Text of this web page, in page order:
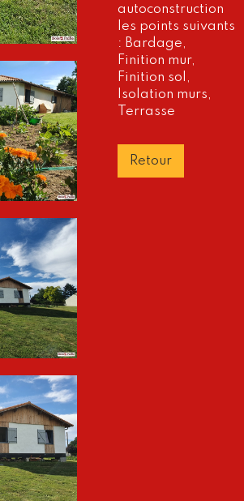
autoconstruction
les points suivants
: Bardage,
Finition mur,
Finition sol,
Isolation murs,
Terrasse
Retour